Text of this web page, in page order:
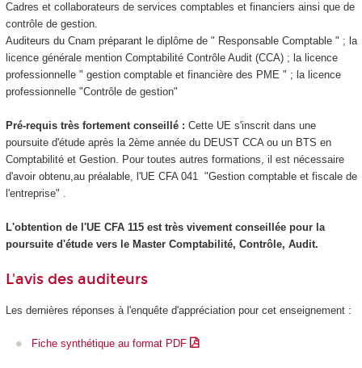
Cadres et collaborateurs de services comptables et financiers ainsi que de
contrôle de gestion.
Auditeurs du Cnam préparant le diplôme de " Responsable Comptable " ; la
licence générale mention Comptabilité Contrôle Audit (CCA) ; la licence
professionnelle " gestion comptable et financière des PME " ; la licence
professionnelle "Contrôle de gestion"
Pré-requis très fortement conseillé : Cette UE s'inscrit dans une
poursuite d'étude après la 2ème année du DEUST CCA ou un BTS en
Comptabilité et Gestion. Pour toutes autres formations, il est nécessaire
d'avoir obtenu,au préalable, l'UE CFA 041 "Gestion comptable et fiscale de
l'entreprise" .
L'obtention de l'UE CFA 115 est très vivement conseillée pour la
poursuite d'étude vers le Master Comptabilité, Contrôle, Audit.
L'avis des auditeurs
Les dernières réponses à l'enquête d'appréciation pour cet enseignement :
Fiche synthétique au format PDF